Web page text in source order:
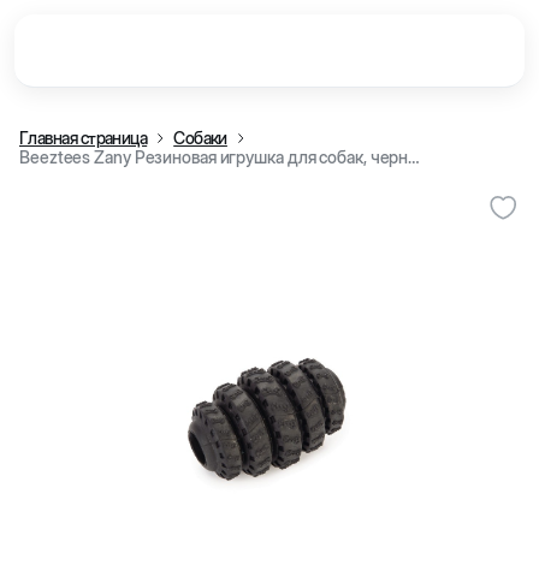
Главная страница
Собаки
Beeztees Zany Резиновая игрушка для собак, черная, 10 см